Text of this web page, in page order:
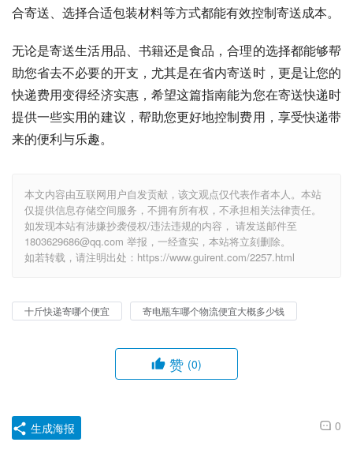
合寄送、选择合适包装材料等方式都能有效控制寄送成本。
无论是寄送生活用品、书籍还是食品，合理的选择都能够帮
助您省去不必要的开支，尤其是在省内寄送时，更是让您的
快递费用变得经济实惠，希望这篇指南能为您在寄送快递时
提供一些实用的建议，帮助您更好地控制费用，享受快递带
来的便利与乐趣。
本文内容由互联网用户自发贡献，该文观点仅代表作者本人。本站
仅提供信息存储空间服务，不拥有所有权，不承担相关法律责任。
如发现本站有涉嫌抄袭侵权/违法违规的内容， 请发送邮件至
1803629686@qq.com 举报，一经查实，本站将立刻删除。
如若转载，请注明出处：https://www.guirent.com/2257.html
十斤快递寄哪个便宜 寄电瓶车哪个物流便宜大概多少钱
赞 (0)
0
生成海报